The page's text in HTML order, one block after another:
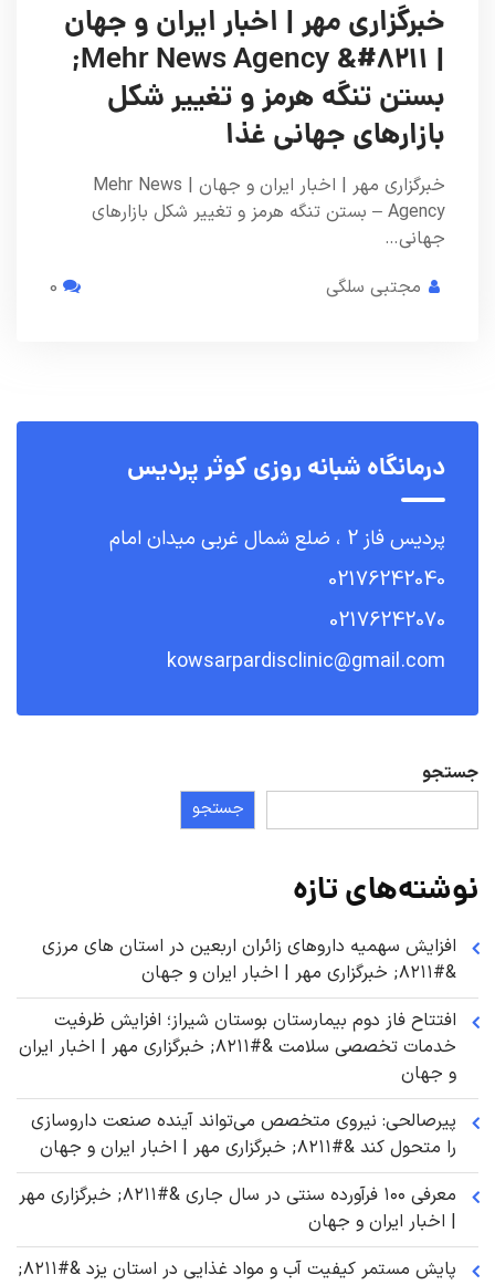
خبرگزاری مهر | اخبار ایران و جهان
| Mehr News Agency &#۸۲۱۱;
بستن تنگه هرمز و تغییر شکل
بازارهای جهانی غذا
خبرگزاری مهر | اخبار ایران و جهان | Mehr News
Agency – بستن تنگه هرمز و تغییر شکل بازارهای
جهانی…
مجتبی سلگی
درمانگاه شبانه روزی کوثر پردیس
پردیس فاز 2 ، ضلع شمال غربی میدان امام
02176242040
02176242070
kowsarpardisclinic@gmail.com
جستجو
جستجو
نوشته‌های تازه
افزایش سهمیه داروهای زائران اربعین در استان های مرزی
&#۸۲۱۱; خبرگزاری مهر | اخبار ایران و جهان
افتتاح فاز دوم بیمارستان بوستان شیراز؛ افزایش ظرفیت
خدمات تخصصی سلامت &#۸۲۱۱; خبرگزاری مهر | اخبار ایران
و جهان
پیرصالحی: نیروی متخصص می‌تواند آینده صنعت داروسازی
را متحول کند &#۸۲۱۱; خبرگزاری مهر | اخبار ایران و جهان
معرفی ۱۰۰ فرآورده سنتی در سال جاری &#۸۲۱۱; خبرگزاری مهر
| اخبار ایران و جهان
پایش مستمر کیفیت آب و مواد غذایی در استان یزد &#۸۲۱۱;